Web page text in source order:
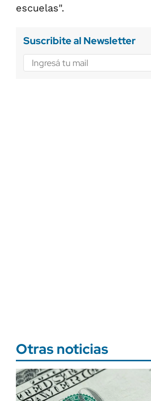
escuelas".
Suscribite al Newsletter
Otras noticias